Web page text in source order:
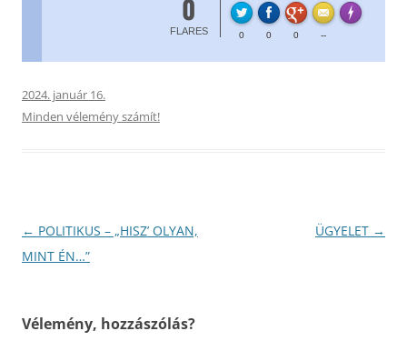
0
FLARES 0 0 0 --
Made with
2024. január 16.
Minden vélemény számít!
Bejegyzés
navigáció
← POLITIKUS – „HISZ’ OLYAN,
MINT ÉN…”
ÜGYELET →
Vélemény, hozzászólás?